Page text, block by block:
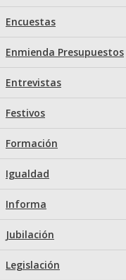
Encuestas
Enmienda Presupuestos
Entrevistas
Festivos
Formación
Igualdad
Informa
Jubilación
Legislación